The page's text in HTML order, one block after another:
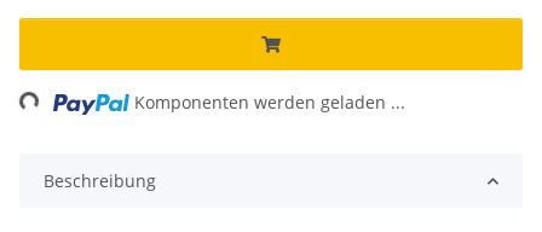
Komponenten werden geladen ...
Beschreibung